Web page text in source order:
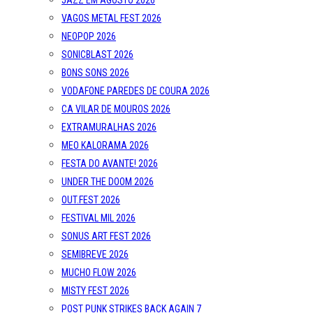
VAGOS METAL FEST 2026
NEOPOP 2026
SONICBLAST 2026
BONS SONS 2026
VODAFONE PAREDES DE COURA 2026
CA VILAR DE MOUROS 2026
EXTRAMURALHAS 2026
MEO KALORAMA 2026
FESTA DO AVANTE! 2026
UNDER THE DOOM 2026
OUT.FEST 2026
FESTIVAL MIL 2026
SONUS ART FEST 2026
SEMIBREVE 2026
MUCHO FLOW 2026
MISTY FEST 2026
POST PUNK STRIKES BACK AGAIN 7